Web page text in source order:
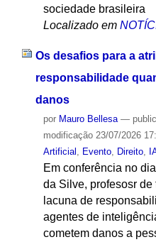
sociedade brasileira
Localizado em
Os desafios para a
responsabilidade
danos
por Mauro Bellesa —
modificação23/07/2026
Artificial
Evento, Direito,
Em conferência no
da Silve, profesosr
lacuna de
agentes de
cometem danos a